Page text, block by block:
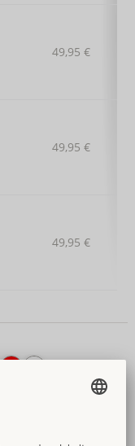
49,95 €
49,95 €
49,95 €